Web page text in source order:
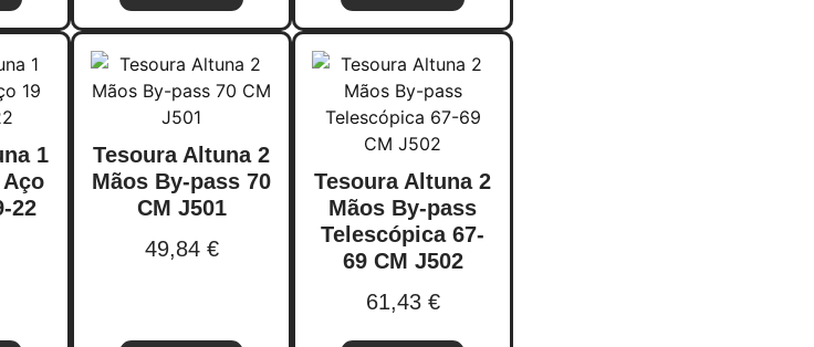
1
22
Tesoura Altuna 2
Mãos By-pass 70
CM J501
49,84 €
Tesoura Altuna 2
Mãos By-pass
Telescópica 67-
69 CM J502
61,43 €